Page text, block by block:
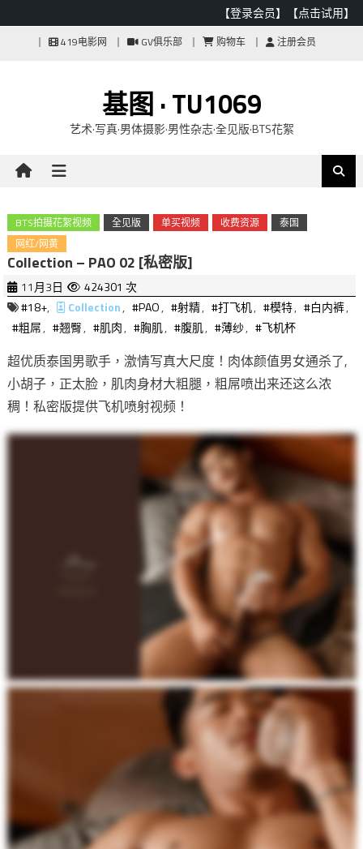
【登录会员】 【点击试用】
419电影网 GV俱乐部 购物车 注册会员
基图 · TU1069
艺术·写真·男体摄影·男性杂志·全见版·BTS花絮
BTS拍摄花絮视频 全见版 单买视频 收费资源
泰国
网红/网黄
Collection – PAO 02 [私密版]
11月3日
424301 次
#18+, Collection, #PAO, #射精, #打飞机, #模特, #白内裤,
#粗屌, #翘臀, #肌肉, #胸肌, #腹肌, #薄纱, #飞机杯
超优质泰国男歌手，激情写真大尺度！肉体颜值男女通杀了,
小胡子，正太脸，肌肉身材大粗腿，粗屌喷出来还这么浓
稠！私密版提供飞机喷射视频！